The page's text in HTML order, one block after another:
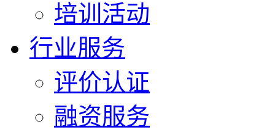
培训活动
行业服务
评价认证
融资服务